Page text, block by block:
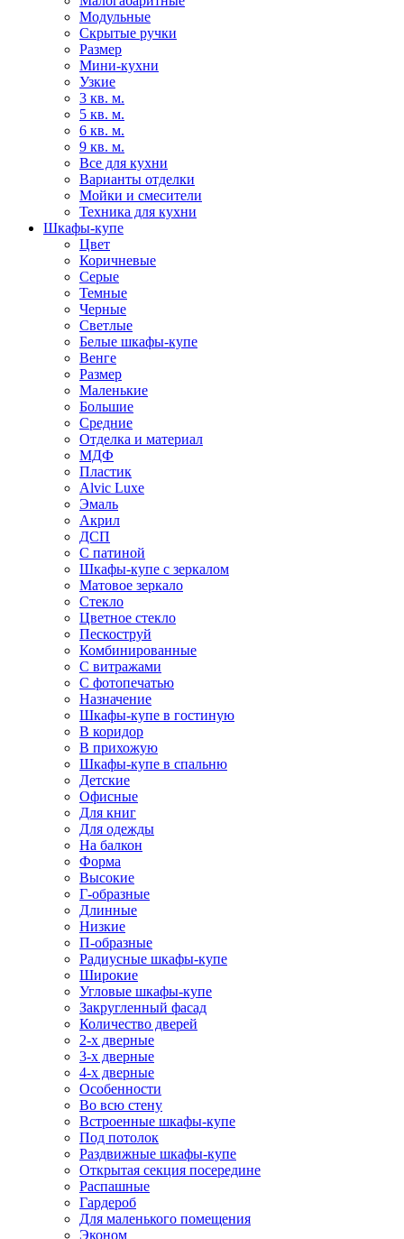
Модульные
Скрытые ручки
Размер
Мини-кухни
Узкие
3 кв. м.
5 кв. м.
6 кв. м.
9 кв. м.
Все для кухни
Варианты отделки
Мойки и смесители
Техника для кухни
Шкафы-купе
Цвет
Коричневые
Серые
Темные
Черные
Светлые
Белые шкафы-купе
Венге
Размер
Маленькие
Большие
Средние
Отделка и материал
МДФ
Пластик
Alvic Luxe
Эмаль
Акрил
ДСП
С патиной
Шкафы-купе с зеркалом
Матовое зеркало
Стекло
Цветное стекло
Пескоструй
Комбинированные
С витражами
С фотопечатью
Назначение
Шкафы-купе в гостиную
В коридор
В прихожую
Шкафы-купе в спальню
Детские
Офисные
Для книг
Для одежды
На балкон
Форма
Высокие
Г-образные
Длинные
Низкие
П-образные
Радиусные шкафы-купе
Широкие
Угловые шкафы-купе
Закругленный фасад
Количество дверей
2-х дверные
3-х дверные
4-х дверные
Особенности
Во всю стену
Встроенные шкафы-купе
Под потолок
Раздвижные шкафы-купе
Открытая секция посередине
Распашные
Гардероб
Для маленького помещения
Эконом